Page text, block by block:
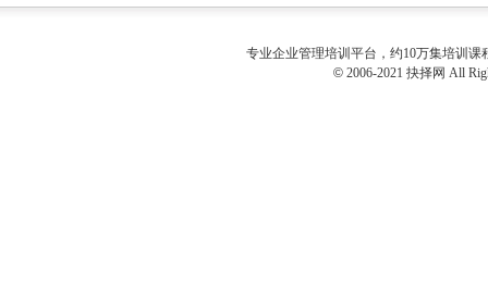
专业企业管理培训 平台，约10万集培训课
© 2006-2021 抉择网 All